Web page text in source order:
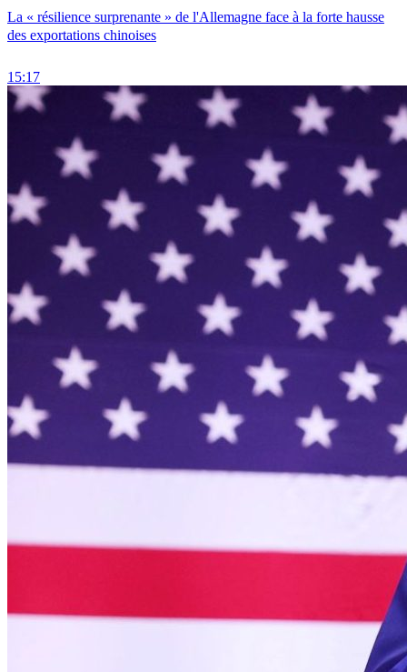
La « résilience surprenante » de l'Allemagne face à la forte hausse
des exportations chinoises
15:17